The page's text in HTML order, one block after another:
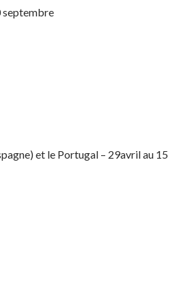
septembre
et le Portugal – 29avril au 15